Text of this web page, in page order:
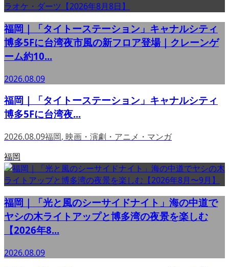
福岡｜「タイトーステーション」キャナルシティ
博多5Fに台湾夜市風の新フロア登場｜クレーンゲ
ーム約10...
2026.08.09
福岡｜「タイトーステーション」キャナルシティ
博多5Fに台湾夜...
2026.08.09福岡, 映画・演劇・アニメ・マンガ
福岡
福岡｜「光と風のシーサイドナイト」海の中道で
ヤシの木ライトアップと博多湾の夜景を楽しむ
【2026年8...
2026.08.09